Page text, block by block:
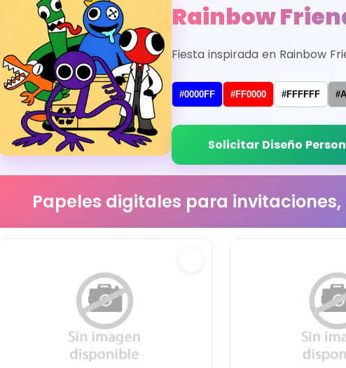
Rainbow
Fiesta inspirada en Rainbow
#0000FF #FF0000 #FFFFFF
Solicitar Diseño
Papeles digitales para